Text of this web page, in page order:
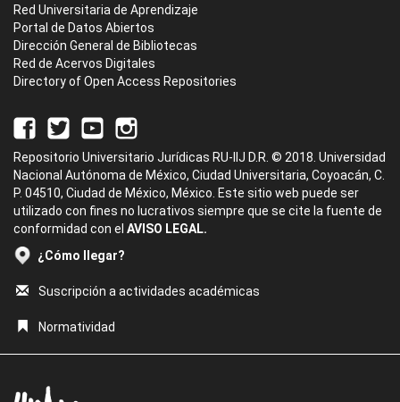
Red Universitaria de Aprendizaje
Portal de Datos Abiertos
Dirección General de Bibliotecas
Red de Acervos Digitales
Directory of Open Access Repositories
Repositorio Universitario Jurídicas RU-IIJ D.R. © 2018. Universidad
Nacional Autónoma de México, Ciudad Universitaria, Coyoacán, C.
P. 04510, Ciudad de México, México. Este sitio web puede ser
utilizado con fines no lucrativos siempre que se cite la fuente de
conformidad con el AVISO LEGAL.
¿Cómo llegar?
Suscripción a actividades académicas
Normatividad